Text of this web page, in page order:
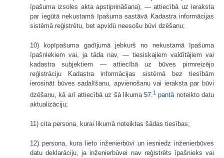
īpašuma izsoles akta apstiprināšana), — attiecībā uz ieraksta
par iegūtā nekustamā īpašuma sastāvā Kadastra informācijas
sistēmā reģistrētu, bet apvidū neesošu būvi dzēšanu;
10) kopīpašuma gadījumā jebkurš no nekustamā īpašuma
īpašniekiem vai, ja tāda nav, — tiesiskajiem valdītājiem vai
kadastra subjektiem — attiecībā uz būves pirmreizējo
reģistrāciju Kadastra informācijas sistēmā bez tiesībām
ierosināt būves sadalīšanu, apvienošanu vai ieraksta par būvi
dzēšanu, kā arī attiecībā uz šā likuma57.1 pantānoteikto datu
aktualizāciju;
11) cita persona, kurai likumā noteiktas šādas tiesības;
12) persona, kura lieto inženierbūvi un iesniedz inženierbūves
datu deklarāciju, ja inženierbūvei nav reģistrēts īpašnieks vai